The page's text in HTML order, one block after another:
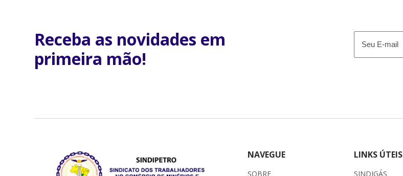
Receba as novidades em
primeira mão!
mail
NAVEGUE
SOBRE
LINKS ÚTEIS
SINDIGÁS